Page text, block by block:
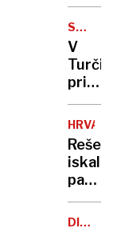
in
hrib
knjige
SUM
V
Turčiji
in
Yapi
iskali
Lažno
DIRKA